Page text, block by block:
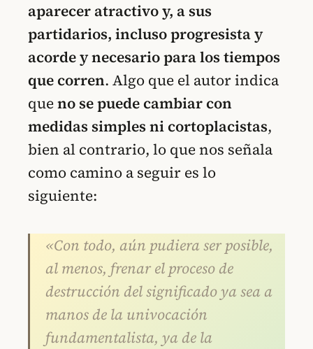
aparecer atractivo y, a sus
partidarios, incluso progresista y
acorde y necesario para los tiempos
que corren. Algo que el autor indica
queno se puede cambiar con
medidas simples ni cortoplacistas,
bien al contrario, lo que nos señala
como camino a seguir es lo
siguiente:
«Con todo, aún pudiera ser posible,
al menos, frenar el proceso de
destrucción del significado ya sea a
manos de la univocación
fundamentalista, ya de la